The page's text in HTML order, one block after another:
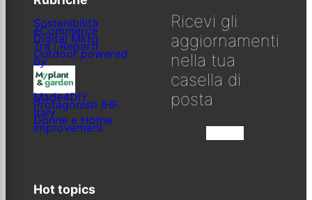
Sostenibilità
eCommerce
Digital Mktg
Tra i Reparti
Outdoorpowered
by
Made4DIY
Protagonisti IHF
Italy
Donne e Home
Improvement
Hot topics
Ricevi gli
aggiornamenti
nella tua
casella di
posta